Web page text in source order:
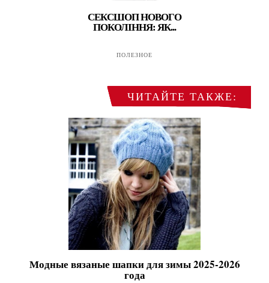
СЕКСШОП НОВОГО
ПОКОЛІННЯ: ЯК...
ПОЛЕЗНОЕ
ЧИТАЙТЕ ТАКЖЕ:
Модные вязаные шапки для зимы 2025-2026
года